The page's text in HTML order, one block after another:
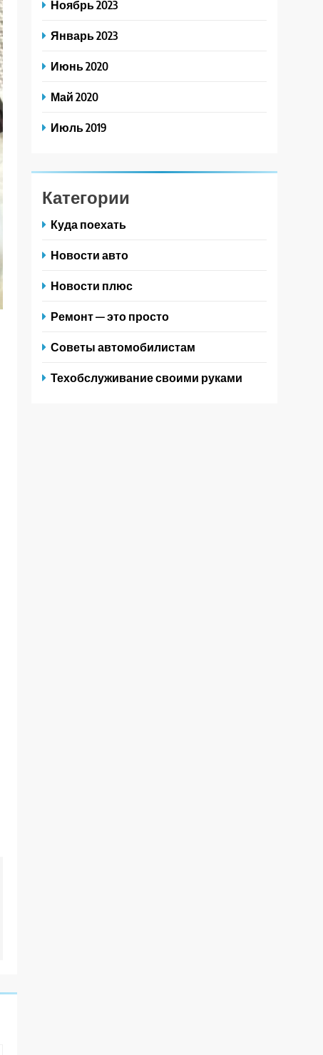
Ноябрь 2023
Январь 2023
Июнь 2020
Май 2020
Июль 2019
Категории
Куда поехать
Новости авто
Новости плюс
Ремонт — это просто
Советы автомобилистам
Техобслуживание своими руками